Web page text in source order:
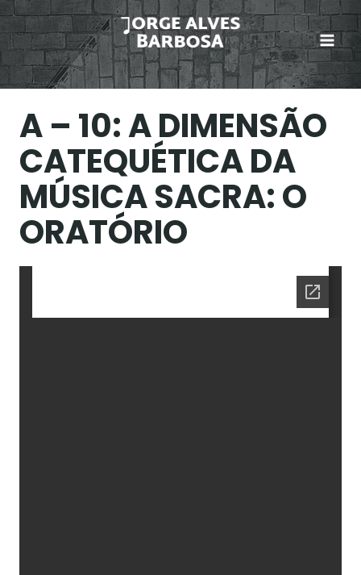
Skip
to
content
A – 10: A DIMENSÃO
CATEQUÉTICA DA
MÚSICA SACRA: O
ORATÓRIO